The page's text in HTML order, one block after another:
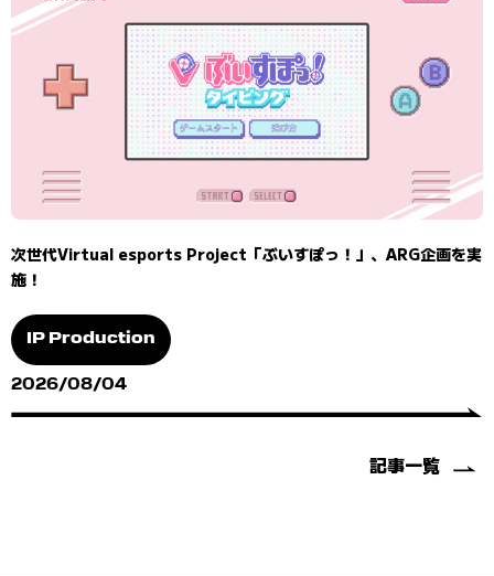
次世代Virtual esports Project「ぶいすぽっ！」、ARG企画を実
施！
IP Production
2026/08/04
記事一覧